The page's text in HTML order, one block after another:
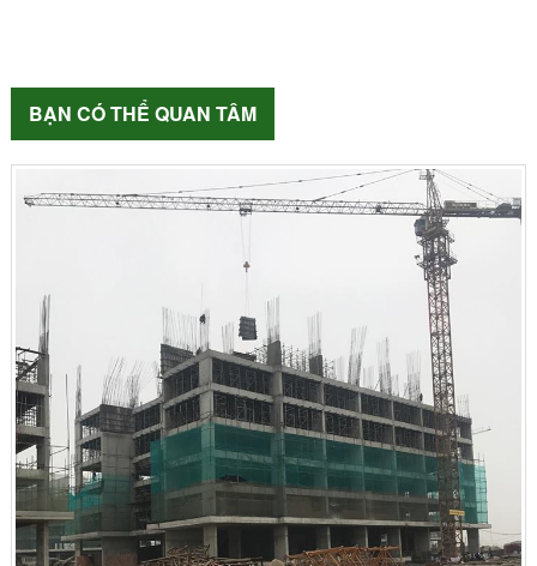
BẠN CÓ THỂ QUAN TÂM